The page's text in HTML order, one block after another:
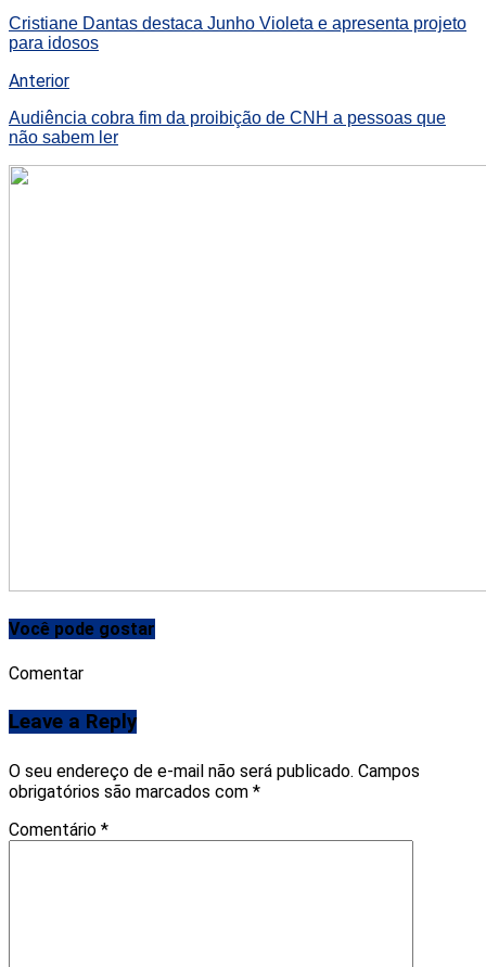
Cristiane Dantas destaca Junho Violeta e apresenta projeto
para idosos
Anterior
Audiência cobra fim da proibição de CNH a pessoas que
não sabem ler
Você pode gostar
Comentar
Leave a Reply
O seu endereço de e-mail não será publicado. Campos
obrigatórios são marcados com *
Comentário *